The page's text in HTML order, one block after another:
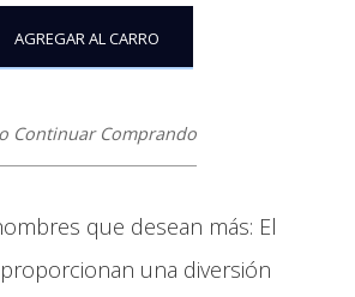
Continuar Comprando
que desean más: El
una diversión